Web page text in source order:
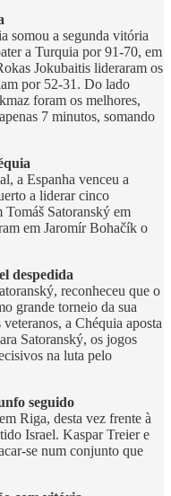
somou a segunda vitória
a Turquia por 91-70, em
Jokubaitis lideraram os
por 52-31. Do lado
foram os melhores,
7 minutos, somando
a Espanha venceu a
a liderar cinco
Satoranský em
em Jaromír Bohačík o
despedida
reconheceu que o
grande torneio da sua
a Chéquia aposta
Satoranský, os jogos
na luta pelo
seguido
Riga, desta vez frente à
Israel. Kaspar Treier e
se num conjunto que